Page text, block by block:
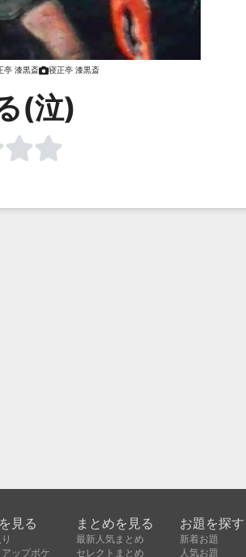
亭 漆黒斎 寝正亭 漆黒斎
(泣)
見る
ップボケ
まとめを見る
最新人気まとめ
セレクトまとめ
お題を探す
新着お題
人気お題